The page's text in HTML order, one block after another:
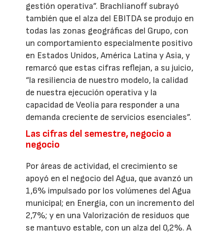
gestión operativa”. Brachlianoff subrayó
también que el alza del EBITDA se produjo en
todas las zonas geográficas del Grupo, con
un comportamiento especialmente positivo
en Estados Unidos, América Latina y Asia, y
remarcó que estas cifras reflejan, a su juicio,
“la resiliencia de nuestro modelo, la calidad
de nuestra ejecución operativa y la
capacidad de Veolia para responder a una
demanda creciente de servicios esenciales”.
Las cifras del semestre, negocio a
negocio
Por áreas de actividad, el crecimiento se
apoyó en el negocio del Agua, que avanzó un
1,6% impulsado por los volúmenes del Agua
municipal; en Energía, con un incremento del
2,7%; y en una Valorización de residuos que
se mantuvo estable, con un alza del 0,2%. A